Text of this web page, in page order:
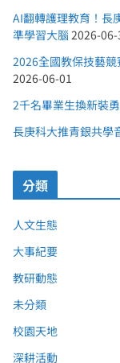
AI翻轉護理教育！長
準學習大腦 2026-06-
2026全國教保技藝
2026-06-01
2千名畢業生換新裝
長庚科大推青銀共
分類
人文生態
大事紀要
教研動態
未分類
校園天地
深耕活動